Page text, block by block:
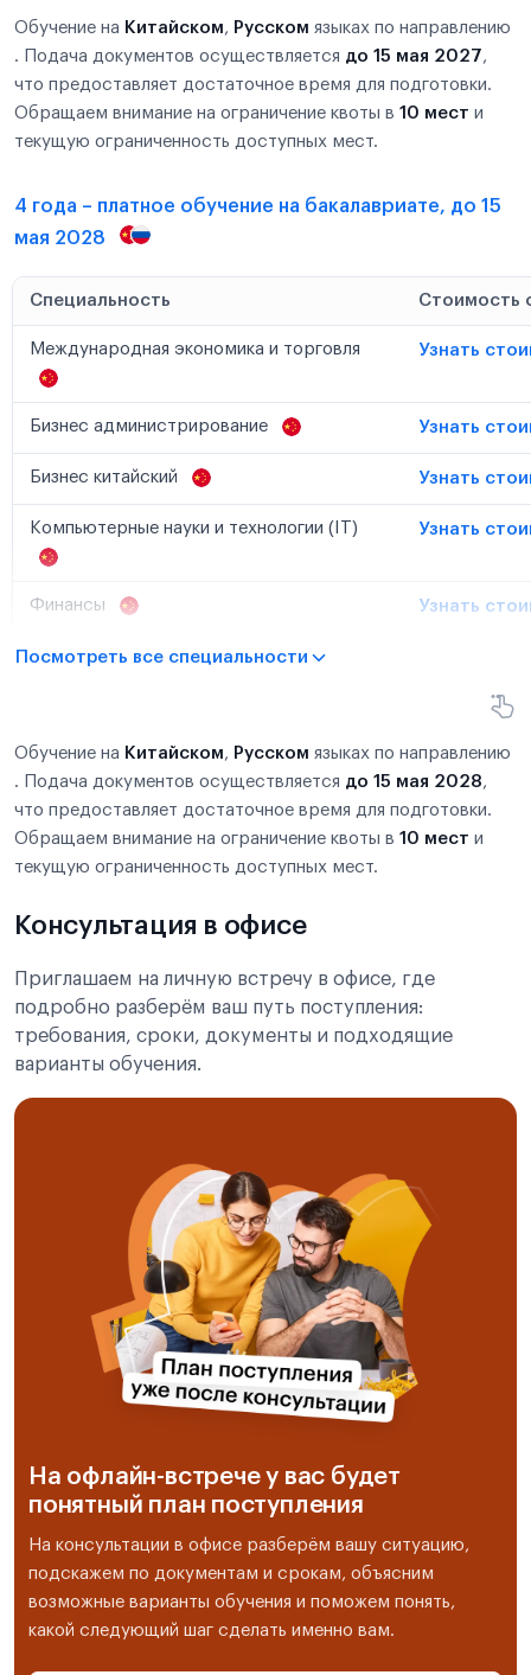
Обучение на Китайском, Русском языках по направлению
. Подача документов осуществляется до 15 мая 2027,
что предоставляет достаточное время для подготовки.
Обращаем внимание на ограничение квоты в 10 мест и
текущую ограниченность доступных мест.
4 года – платное обучение на бакалавриате, до 15
мая 2028
Специальность Стоимость
Международная экономика и торговля Узнать
Бизнес администрирование Узнать
Бизнес китайский Узнать
Компьютерные науки и технологии (IT) Узнать
Финансы Узнать
Посмотреть все специальности
Обучение на Китайском, Русском языках по направлению
. Подача документов осуществляется до 15 мая 2028,
что предоставляет достаточное время для подготовки.
Обращаем внимание на ограничение квоты в 10 мест и
текущую ограниченность доступных мест.
Консультация в офисе
Приглашаем на личную встречу в офисе, где
подробно разберём ваш путь поступления:
требования, сроки, документы и подходящие
варианты обучения.
На офлайн-встрече у вас будет
понятный план поступления
На консультации в офисе разберём вашу ситуацию,
подскажем по документам и срокам, объясним
возможные варианты обучения и поможем понять,
какой следующий шаг сделать именно вам.